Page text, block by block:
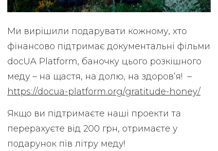
Ми вирішили подарувати кожному, хто
фінансово підтримає документальні фільми
docUA Platform, баночку цього розкішного
меду – на щастя, на долю, на здоров’я! –
https://docua-platform.org/gratitude-honey/
Якщо ви підтримаєте наші проекти та
перерахуєте від 200 грн, отримаєте у
подарунок пів літру меду!